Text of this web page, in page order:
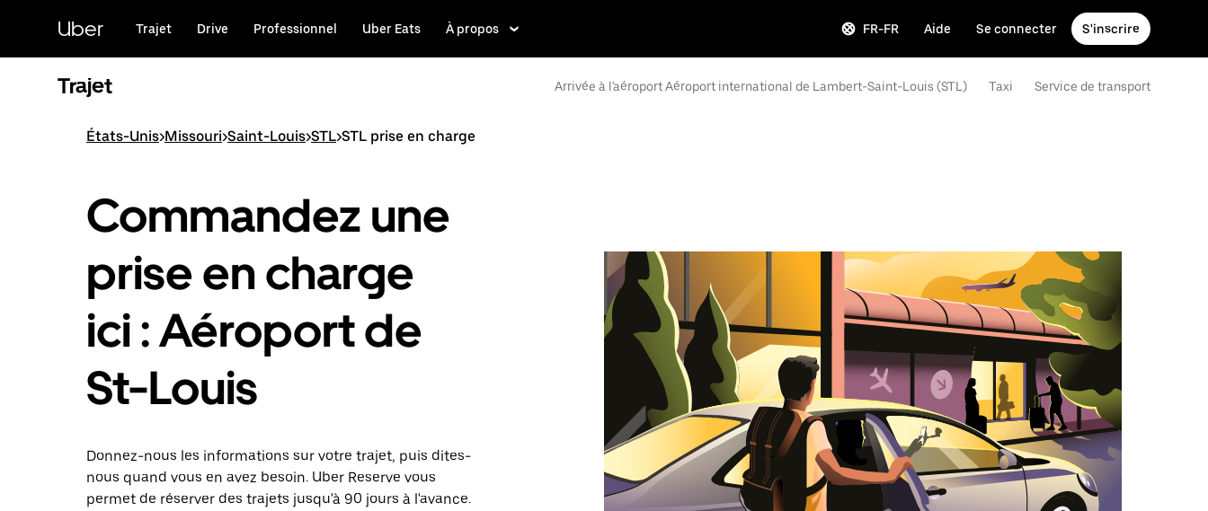
principal
Uber Trajet Drive Professionnel Uber Eats À propos FR-FR Aide Se connecter S'inscrire
Trajet Arrivée à l'aéroport Aéroport international de Lambert-Saint-Louis (STL) Taxi Service de transport
États-Unis>Missouri>Saint-Louis>STL>STL prise en charge
Commandez une
prise en charge
ici : Aéroport de
St-Louis
Donnez-nous les informations sur votre trajet, puis dites-
nous quand vous en avez besoin. Uber Reserve vous
permet de réserver des trajets jusqu'à 90 jours à l'avance.